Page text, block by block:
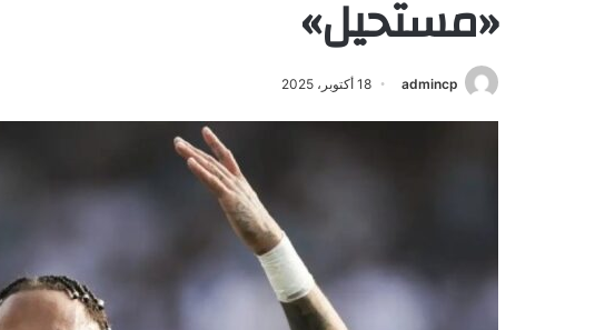
«مستحيل»
admincp 18 أكتوبر، 2025